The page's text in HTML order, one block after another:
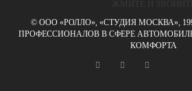
© ООО «РОЛЛО», «СТУДИЯ МОСКВА»,
ПРОФЕССИОНАЛОВ В СФЕРЕ
КОМФОРТА